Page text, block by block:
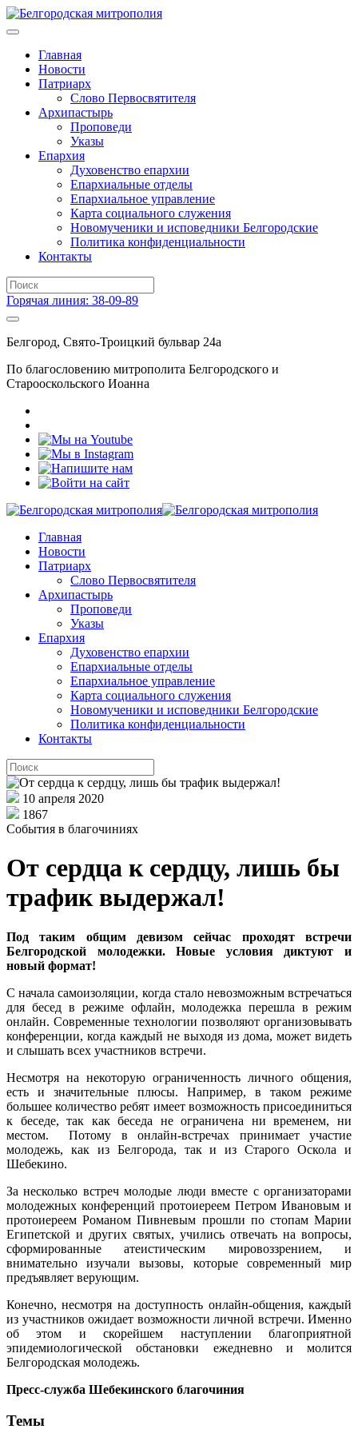
Главная
Новости
Патриарх
Слово Первосвятителя
Архипастырь
Проповеди
Указы
Епархия
Духовенство епархии
Епархиальные отделы
Епархиальное управление
Карта социального служения
Новомученики и исповедники Белгородские
Политика конфиденциальности
Контакты
Горячая линия: 38-09-89
Белгород, Свято-Троицкий бульвар 24а
По благословению митрополита Белгородского и
Старооскольского Иоанна
Главная
Новости
Патриарх
Слово Первосвятителя
Архипастырь
Проповеди
Указы
Епархия
Духовенство епархии
Епархиальные отделы
Епархиальное управление
Карта социального служения
Новомученики и исповедники Белгородские
Политика конфиденциальности
Контакты
10 апреля 2020
1867
События в благочиниях
От сердца к сердцу, лишь бы
трафик выдержал!
Под таким общим девизом сейчас проходят встречи
Белгородской молодежки. Новые условия диктуют и
новый формат!
С начала самоизоляции, когда стало невозможным встречаться
для бесед в режиме офлайн, молодежка перешла в режим
онлайн. Современные технологии позволяют организовывать
конференции, когда каждый не выходя из дома, может видеть
и слышать всех участников встречи.
Несмотря на некоторую ограниченность личного общения,
есть и значительные плюсы. Например, в таком режиме
большее количество ребят имеет возможность присоединиться
к беседе, так как беседа не ограничена ни временем, ни
местом. Потому в онлайн-встречах принимает участие
молодежь, как из Белгорода, так и из Старого Оскола и
Шебекино.
За несколько встреч молодые люди вместе с организаторами
молодежных конференций протоиереем Петром Ивановым и
протоиереем Романом Пивневым прошли по стопам Марии
Египетской и других святых, учились отвечать на вопросы,
сформированные атеистическим мировоззрением, и
внимательно изучали вызовы, которые современный мир
предъявляет верующим.
Конечно, несмотря на доступность онлайн-общения, каждый
из участников ожидает возможности личной встречи. Именно
об этом и скорейшем наступлении благоприятной
эпидемиологической обстановки ежедневно и молится
Белгородская молодежь.
Пресс-служба Шебекинского благочиния
Темы